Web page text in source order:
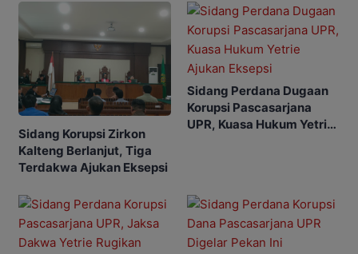
Sidang Korupsi Zirkon
Kalteng Berlanjut, Tiga
Terdakwa Ajukan Eksepsi
Sidang Perdana Dugaan
Korupsi Pascasarjana
UPR, Kuasa Hukum Yetrie